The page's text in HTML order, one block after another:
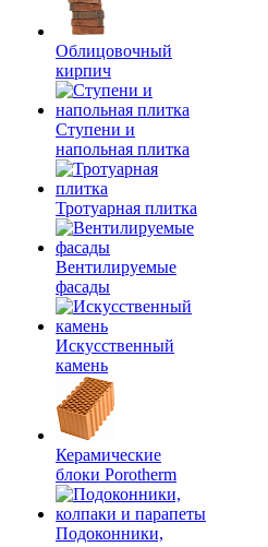
Облицовочный
кирпич
Ступени и
напольная плитка
Тротуарная плитка
Вентилируемые
фасады
Искусственный
камень
Керамические
блоки Porotherm
Подоконники,